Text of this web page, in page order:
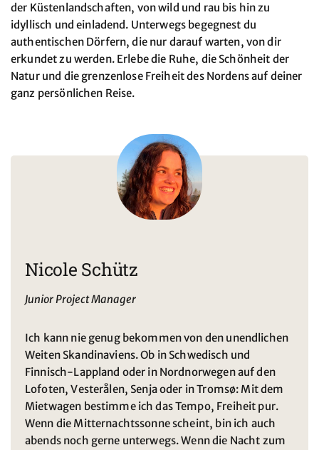
der Küstenlandschaften, von wild und rau bis hin zu
idyllisch und einladend. Unterwegs begegnest du
authentischen Dörfern, die nur darauf warten, von dir
erkundet zu werden. Erlebe die Ruhe, die Schönheit der
Natur und die grenzenlose Freiheit des Nordens auf deiner
ganz persönlichen Reise.
Nicole Schütz
Junior Project Manager
Ich kann nie genug bekommen von den unendlichen
Weiten Skandinaviens. Ob in Schwedisch und
Finnisch-Lappland oder in Nordnorwegen auf den
Lofoten, Vesterålen, Senja oder in Tromsø: Mit dem
Mietwagen bestimme ich das Tempo, Freiheit pur.
Wenn die Mitternachtssonne scheint, bin ich auch
abends noch gerne unterwegs. Wenn die Nacht zum